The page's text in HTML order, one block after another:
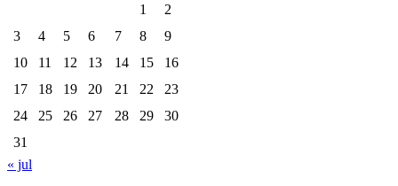
1
2
3
4 5 6 7 8
9
10
11 12 13 14 15
16
17
18 19 20 21 22
23
24
25 26 27 28 29
30
31
« jul